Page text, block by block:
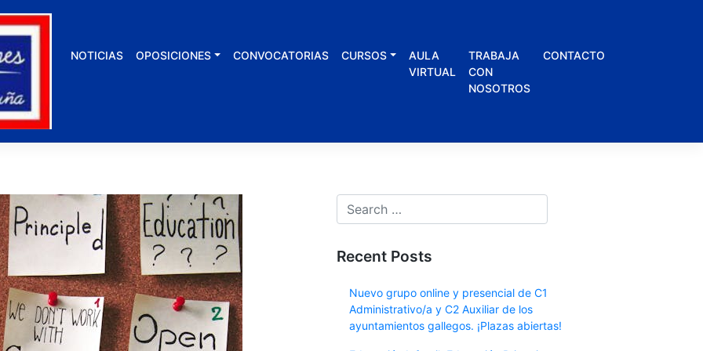
NOTICIAS OPOSICIONES CONVOCATORIAS CURSOS
AULA
VIRTUAL
TRABAJA
CON
NOSOTROS
CONTACTO
Recent Posts
Nuevo grupo online y presencial de C1
Administrativo/a y C2 Auxiliar de los
ayuntamientos gallegos. ¡Plazas abiertas!